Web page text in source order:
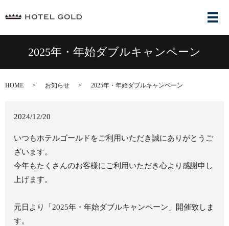
メ
2025年・年始ダブルキャンペーン
HOME お知らせ 2025年・年始ダブルキャンペーン
2024/12/20
いつもホテルゴールドをご利用いただき誠にありがとうご
ざいます。
今年もたくさんのお客様にご利用いただき心より感謝申し
上げます。
元日より「2025年・年始ダブルキャンペーン」開催致しま
す。